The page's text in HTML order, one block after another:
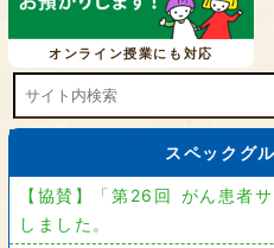
オンライン授業にも対応
スペックグ
【協賛】「第26回 がん患者
しました。